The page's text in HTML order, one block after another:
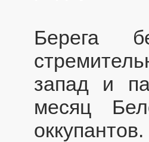
Берега
запад и
месяц
оккупантов.